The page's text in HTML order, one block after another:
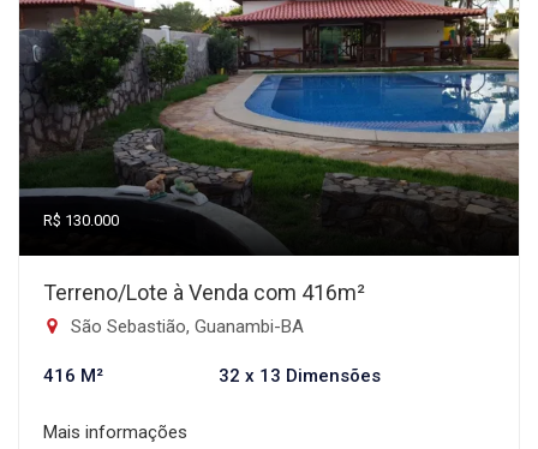
R$ 130.000
Terreno/Lote à Venda com 416m²
São Sebastião, Guanambi-BA
416 M² 32 x 13 Dimensões
Mais informações